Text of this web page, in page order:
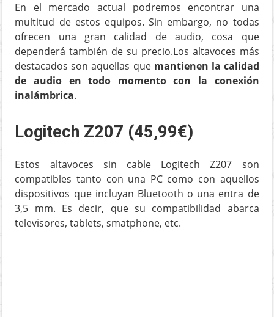
En el mercado actual podremos encontrar una
multitud de estos equipos. Sin embargo, no todas
ofrecen una gran calidad de audio, cosa que
dependerá también de su precio.Los altavoces más
destacados son aquellas que mantienen la calidad
de audio en todo momento con la conexión
inalámbrica.
Logitech Z207 (45,99€)
Estos altavoces sin cable Logitech Z207 son
compatibles tanto con una PC como con aquellos
dispositivos que incluyan Bluetooth o una entra de
3,5 mm. Es decir, que su compatibilidad abarca
televisores, tablets, smatphone, etc.